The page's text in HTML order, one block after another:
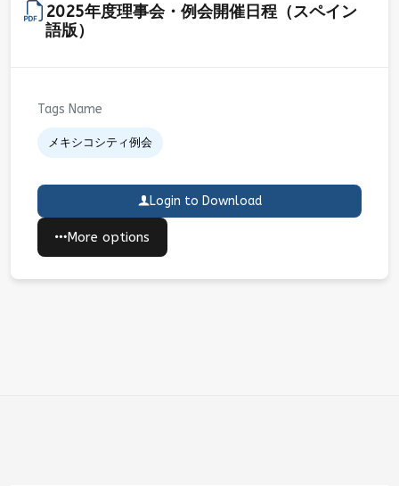
2025年度理事会・例会開催日程（スペイン
語版）
Tags Name
メキシコシティ例会
Login to Download
More options